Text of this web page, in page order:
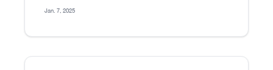
Jan. 7, 2025